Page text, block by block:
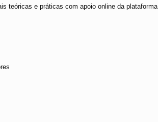
teóricas e práticas com apoio online da plataforma